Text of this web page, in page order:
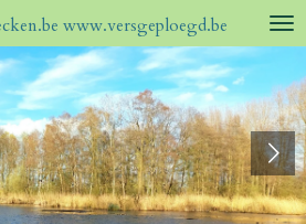
www.versgeploegd.be